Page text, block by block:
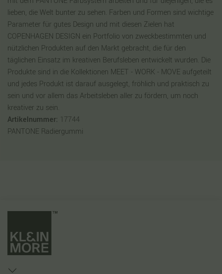
lieben, die Welt bunter zu sehen. Farben und Formen sind wichtige
Parameter für gutes Design und mit diesen Zielen hat
COPENHAGEN DESIGN ein Portfolio von zweckbestimmten und
nützlichen Produkten auf den Markt gebracht, die für den
täglichen Einsatz im kreativen Berufsleben entwickelt wurden. Die
Produkte sind in die Kollektionen MEET - WORK - MOVE aufgeteilt
und jedes Produkt ist darauf ausgelegt, fröhlich und praktisch zu
sein und vor allem das Arbeitsleben aller zu fördern, um noch
kreativer zu sein.
Artikelnummer: 17744
PANTONE Radiergummi